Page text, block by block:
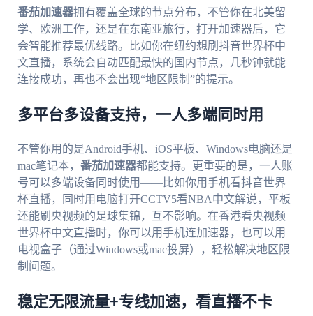
番茄加速器拥有覆盖全球的节点分布，不管你在北美留
学、欧洲工作，还是在东南亚旅行，打开加速器后，它
会智能推荐最优线路。比如你在纽约想刷抖音世界杯中
文直播，系统会自动匹配最快的国内节点，几秒钟就能
连接成功，再也不会出现“地区限制”的提示。
多平台多设备支持，一人多端同时用
不管你用的是Android手机、iOS平板、Windows电脑还是
mac笔记本， 番茄加速器都能支持。更重要的是，一人账
号可以多端设备同时使用——比如你用手机看抖音世界
杯直播，同时用电脑打开CCTV5看NBA中文解说，平板
还能刷央视频的足球集锦，互不影响。在香港看央视频
世界杯中文直播时，你可以用手机连加速器，也可以用
电视盒子（通过Windows或mac投屏），轻松解决地区限
制问题。
稳定无限流量+专线加速，看直播不卡